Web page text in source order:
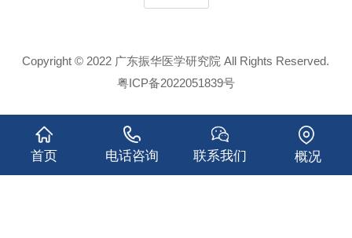
Copyright © 2022 广东振华医学研究院 All Rights Reserved.
粤ICP备2022051839号
首页 电话咨询 联系我们 概况